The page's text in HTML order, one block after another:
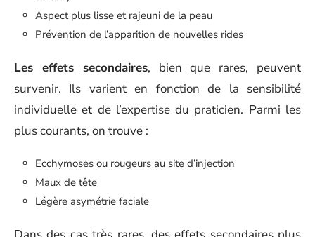
Aspect plus lisse et rajeuni de la peau
Prévention de l’apparition de nouvelles rides
Les effets secondaires, bien que rares, peuvent
survenir. Ils varient en fonction de la sensibilité
individuelle et de l’expertise du praticien. Parmi les
plus courants, on trouve :
Ecchymoses ou rougeurs au site d’injection
Maux de tête
Légère asymétrie faciale